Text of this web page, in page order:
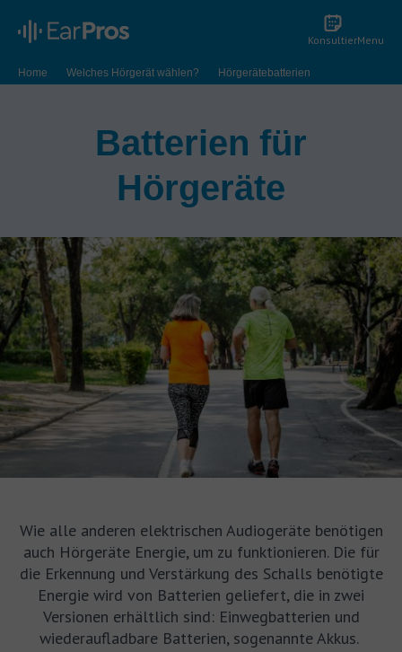
KonsultierMenu
Home Welches Hörgerät wählen? Hörgerätebatterien
Batterien für
Hörgeräte
Wie alle anderen elektrischen Audiogeräte benötigen
auch Hörgeräte Energie, um zu funktionieren. Die für
die Erkennung und Verstärkung des Schalls benötigte
Energie wird von Batterien geliefert, die in zwei
Versionen erhältlich sind: Einwegbatterien und
wiederaufladbare Batterien, sogenannte Akkus.